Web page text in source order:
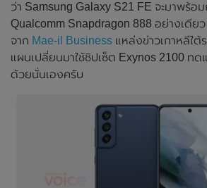
ว่า Samsung Galaxy S21 FE จะมาพร้อ
Qualcomm Snapdragon 888 อย่างเดีย
จาก Mae-il Business แหล่งข่าวเกาหลีใต้
แผนเปลี่ยนมาใช้ชิปเซ็ต Exynos 2100 ทด
ด้วยนั่นเองครับ